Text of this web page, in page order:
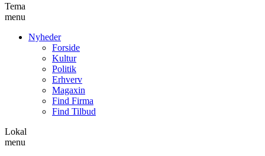
Tema
menu
Nyheder
Forside
Kultur
Politik
Erhverv
Magaxin
Find Firma
Find Tilbud
Lokal
menu